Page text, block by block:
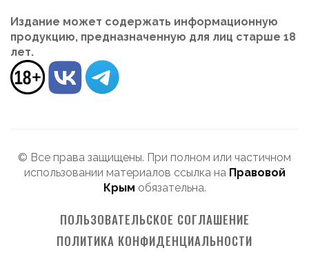
Издание может содержать информационную
продукцию, предназначенную для лиц старше 18
лет.
© Все права защищены. При полном или частичном
использовании материалов ссылка на Правовой
Крым обязательна.
ПОЛЬЗОВАТЕЛЬСКОЕ СОГЛАШЕНИЕ
ПОЛИТИКА КОНФИДЕНЦИАЛЬНОСТИ